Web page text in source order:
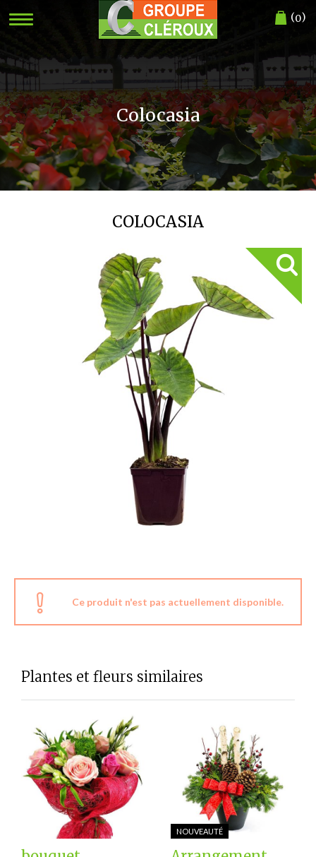
(0)
Colocasia
COLOCASIA
Ce produit n'est pas actuellement disponible.
Plantes et fleurs similaires
NOUVEAUTÉ